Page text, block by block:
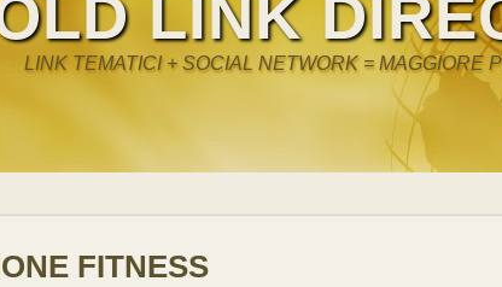
LINK
LINK TEMATICI + SOCIAL NETWORK = MAGGIORE
FITNESS